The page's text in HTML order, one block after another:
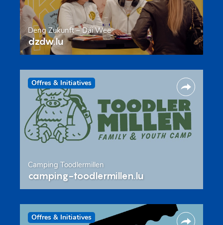
Deng Zukunft – Däi Wee
dzdw.lu
Offres & Initiatives
Camping Toodlermillen
camping-toodlermillen.lu
Offres & Initiatives